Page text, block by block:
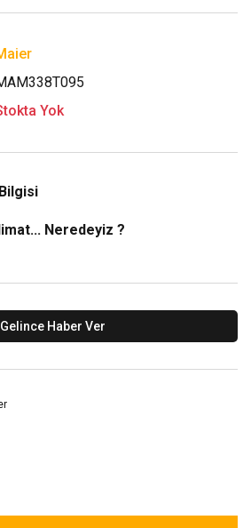
Yok
Neredeyiz ?
Gelince Haber Ver